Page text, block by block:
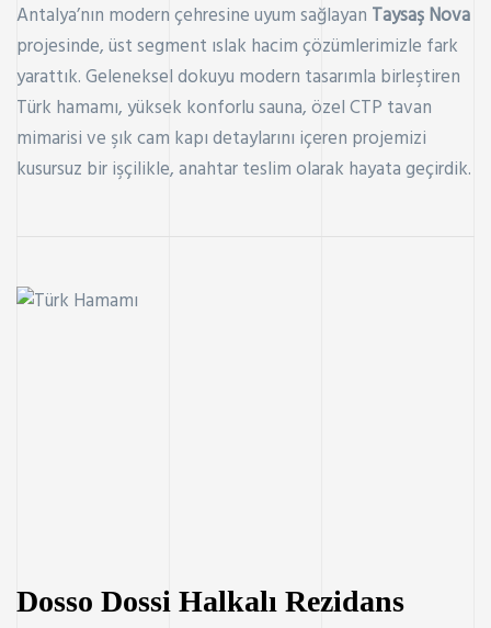
Antalya’nın modern çehresine uyum sağlayan Taysaş Nova
projesinde, üst segment ıslak hacim çözümlerimizle fark
yarattık. Geleneksel dokuyu modern tasarımla birleştiren
Türk hamamı, yüksek konforlu sauna, özel CTP tavan
mimarisi ve şık cam kapı detaylarını içeren projemizi
kusursuz bir işçilikle, anahtar teslim olarak hayata geçirdik.
Dosso Dossi Halkalı Rezidans​